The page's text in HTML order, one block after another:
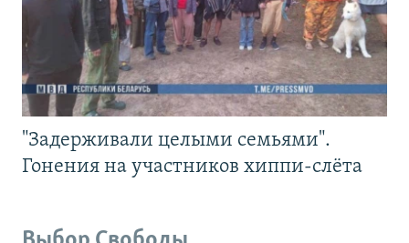
"Задерживали целыми семьями".
Гонения на участников хиппи-слёта